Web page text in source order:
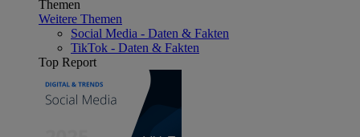
Themen
Weitere Themen
Social Media - Daten & Fakten
TikTok - Daten & Fakten
Top Report